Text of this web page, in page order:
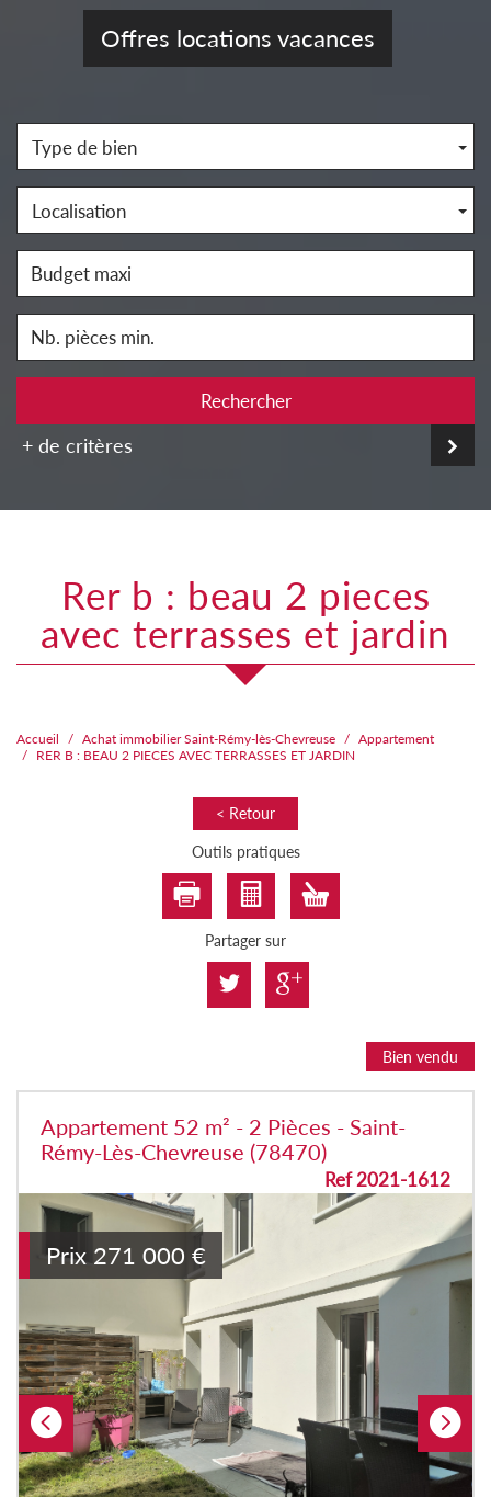
Offres locations vacances
Type de bien
Localisation
Rechercher
+ de critères
rer b : beau 2 pieces
avec terrasses et jardin
Accueil Achat immobilier Saint-Rémy-lès-Chevreuse
Appartement
RER B : BEAU 2 PIECES AVEC TERRASSES ET JARDIN
< Retour
Outils pratiques
Partager sur
Bien vendu
Appartement 52 m² - 2 Pièces - Saint-
Rémy-Lès-Chevreuse (78470)
Ref 2021-1612
Prix 271 000 €